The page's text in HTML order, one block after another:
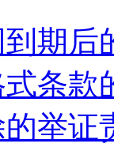
期后
条款
举证